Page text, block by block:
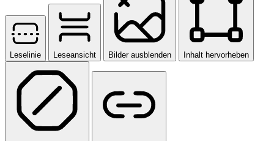
Leselinie Leseansicht Bilder ausblenden Inhalt hervorheben